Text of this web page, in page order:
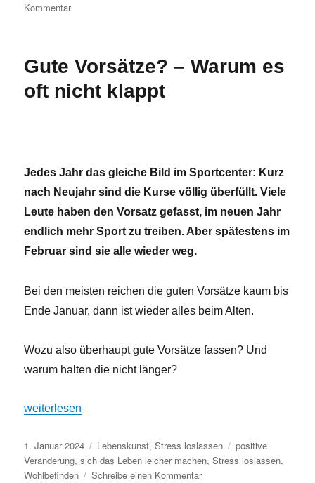
Kommentarzu
–
Warum
ist
Gute Vorsätze? – Warum es
oft nicht klappt
Jedes Jahr das gleiche Bild im Sportcenter: Kurz
nach Neujahr sind die Kurse völlig überfüllt. Viele
Leute haben den Vorsatz gefasst, im neuen Jahr
endlich mehr Sport zu treiben. Aber spätestens im
Februar sind sie alle wieder weg.
Bei den meisten reichen die guten Vorsätze kaum bis
Ende Januar, dann ist wieder alles beim Alten.
Wozu also überhaupt gute Vorsätze fassen? Und
warum halten die nicht länger?
„Gute Vorsätze? – Warum es oft nicht klappt“
weiterlesen
Veröffentlicht
am
1. Januar 2024 Kategorien
Lebenskunst,Stress loslassen Schlagwörter
positive
Veränderung,sich das Leben leicher machen,Stress loslassen,
Wohlbefinden
Schreibe einen Kommentarzu